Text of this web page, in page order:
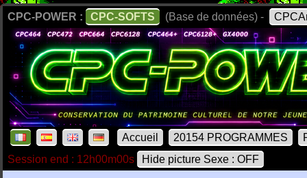
CPC-POWER : CPC-SOFTS (Base de données) -
Accueil 20154 PROGRAMMES
Session end : 12h00m00s
Hide picture Sexe : OFF